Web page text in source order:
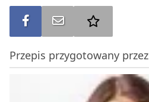
Udostępnij na FBWyślij na e-mail
Przepis przygotowany przez